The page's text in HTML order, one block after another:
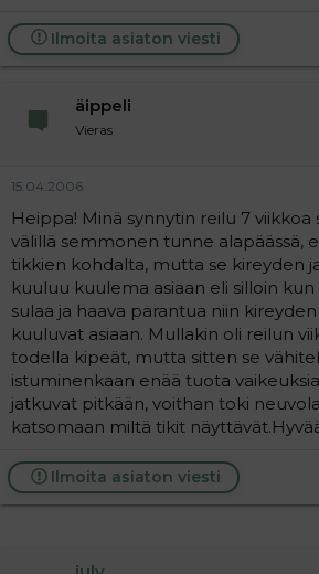
i
t
t
j
a
t
i
Ilmoita asiaton viesti
äippeli
Vieras
15.04.2006
Heippa! Minä synnytin reilu 7
välillä semmonen tunne alapäässä,
tikkien kohdalta, mutta se kireyden
kuuluu kuulema asiaan eli silloin
sulaa ja haava parantua niin
kuuluvat asiaan. Mullakin oli reilun
todella kipeät, mutta sitten se
istuminenkaan enää tuota
jatkuvat pitkään, voithan toki
katsomaan miltä tikit
Ilmoita asiaton viesti